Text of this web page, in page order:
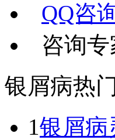
QQ咨
咨询专
银屑病热
1银屑病